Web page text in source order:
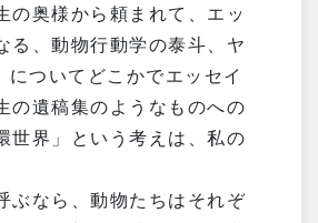
の奥様から頼まれて、エッ
る、動物行動学の泰斗、ヤ
ついてどこかでエッセイ
の遺稿集のようなものへの
世界」という考えは、私の
ぶなら、動物たちはそれぞ